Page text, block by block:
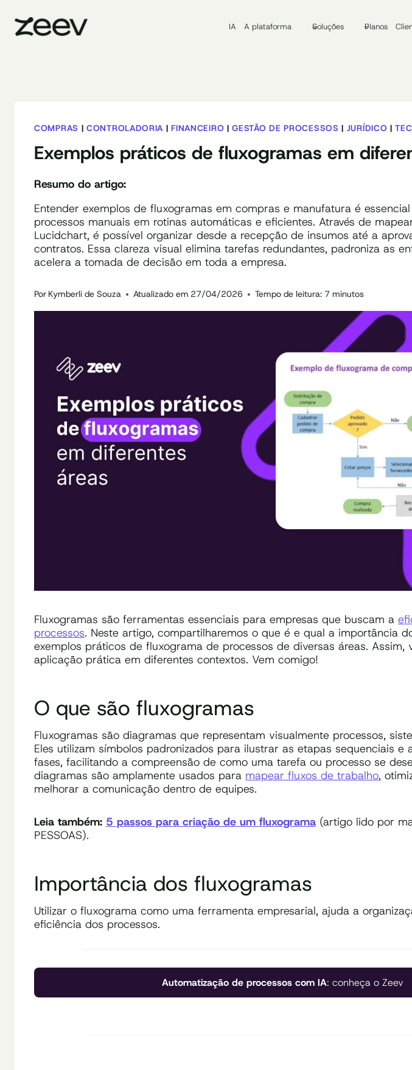
para
IA A plataforma Soluções Planos
COMPRAS |CONTROLADORIA |FINANCEIRO |GESTÃO DE PROCESSOS | JURÍDICO |
Exemplos práticos de fluxogramas em
Resumo do artigo:
Entender exemplos de fluxogramas em compras e manufatura é
processos manuais em rotinas automáticas e eficientes. Através de
Lucidchart, é possível organizar desde a recepção de insumos até a
contratos. Essa clareza visual elimina tarefas redundantes, padroniza as
acelera a tomada de decisão em toda a empresa.
Por Kymberli de Souza Atualizado em 27/04/2026 Tempo de leitura: 7minutos
Fluxogramas são ferramentas essenciais para empresas que buscam a
processos. Neste artigo, compartilharemos o que é e qual a importância
exemplos práticos de fluxograma de processos de diversas áreas. Assim,
aplicação prática em diferentes contextos. Vem comigo!
O que são fluxogramas
Fluxogramas são diagramas que representam visualmente processos,
Eles utilizam símbolos padronizados para ilustrar as etapas sequenciais e
fases, facilitando a compreensão de como uma tarefa ou processo se
diagramas são amplamente usados para mapear fluxos de trabalho,
melhorar a comunicação dentro de equipes.
Leia também: 5 passos para criação de um fluxograma (artigo lido por
PESSOAS).
Importância dos fluxogramas
Utilizar o fluxograma como uma ferramenta empresarial, ajuda a
eficiência dos processos.
Automatização de processos com IA: conheça o Zeev